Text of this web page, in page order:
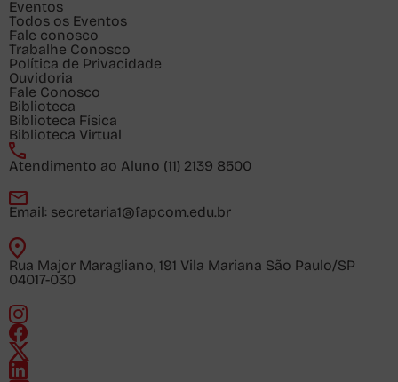
Eventos
Todos os Eventos
Fale conosco
Trabalhe Conosco
Política de Privacidade
Ouvidoria
Fale Conosco
Biblioteca
Biblioteca Física
Biblioteca Virtual
Atendimento ao Aluno (11) 2139 8500
Email: secretaria1@fapcom.edu.br
Rua Major Maragliano, 191 Vila Mariana São Paulo/SP
04017-030